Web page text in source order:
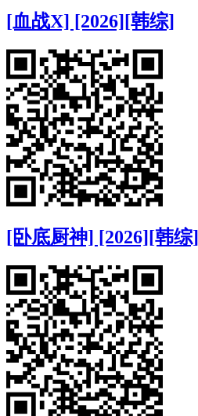
[血战X] [2026][韩综]
[卧底厨神] [2026][韩综]